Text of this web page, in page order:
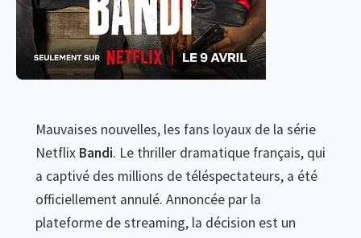
Mauvaises nouvelles, les fans loyaux de la série
Netflix Bandi. Le thriller dramatique français, qui
a captivé des millions de téléspectateurs, a été
officiellement annulé. Annoncée par la
plateforme de streaming, la décision est un